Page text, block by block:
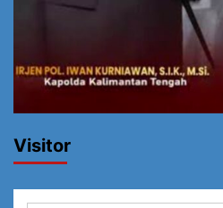
Visitor